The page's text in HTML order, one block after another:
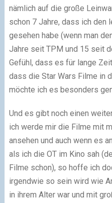
nämlich auf die große
schon 7 Jahre, dass ich den
gesehen habe (wenn man
Jahre seit TPM und 15 seit
Gefühl, dass es für lange
dass die Star Wars Filme in
möchte ich es besonders
Und es gibt noch einen
ich werde mir die Filme mit
ansehen und auch wenn es
als ich die OT im Kino sah
Filme schon), so hoffe ich
irgendwie so sein wird wie
in ihrem Alter war und mit